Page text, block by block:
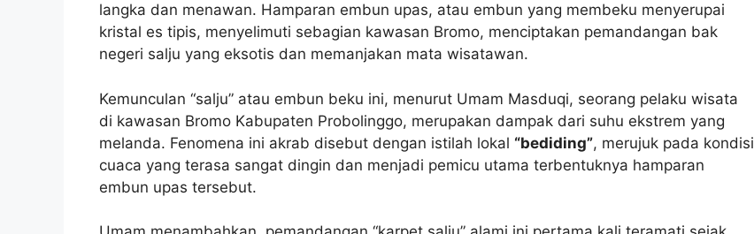
langka dan menawan. Hamparan embun upas, atau embun yang membeku menyerupai
kristal es tipis, menyelimuti sebagian kawasan Bromo, menciptakan pemandangan bak
negeri salju yang eksotis dan memanjakan mata wisatawan.
Kemunculan “salju” atau embun beku ini, menurut Umam Masduqi, seorang pelaku wisata
di kawasan Bromo Kabupaten Probolinggo, merupakan dampak dari suhu ekstrem yang
melanda. Fenomena ini akrab disebut dengan istilah lokal “bediding”, merujuk pada kondisi
cuaca yang terasa sangat dingin dan menjadi pemicu utama terbentuknya hamparan
embun upas tersebut.